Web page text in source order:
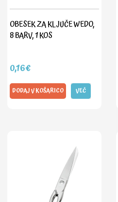
OBESEK ZA KLJUČE WEDO,
8 BARV, 1 KOS
0,16€
DODAJ V KOŠARICO VEČ